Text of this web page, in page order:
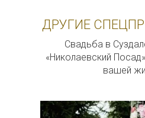
ДРУГИЕ
Свадьба в
«Николаевский
вашей